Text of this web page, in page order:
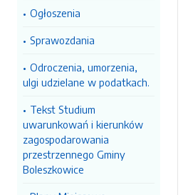
Ogłoszenia
Sprawozdania
Odroczenia, umorzenia,
ulgi udzielane w podatkach.
Tekst Studium
uwarunkowań i kierunków
zagospodarowania
przestrzennego Gminy
Boleszkowice